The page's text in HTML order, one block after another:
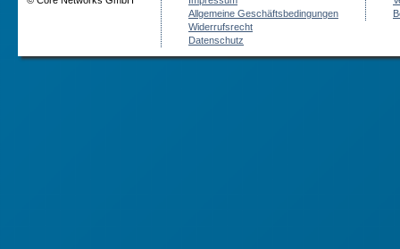
Allgemeine Geschäftsbedingungen
Widerrufsrecht
Datenschutz